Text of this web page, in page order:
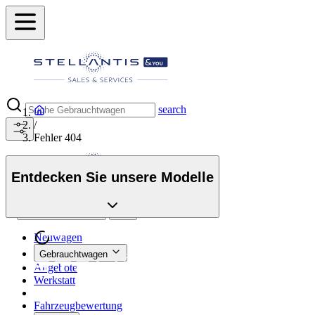
search
Neuwagen
Gebrauchtwagen
Angebote
Werkstatt
Fahrzeugbewertung
/
Fehler 404
Entdecken Sie unsere Modelle